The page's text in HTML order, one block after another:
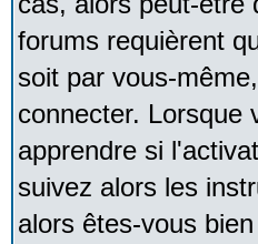
forums requièrent
soit par vous-
connecter. Lorsque
apprendre si
suivez alors les
alors êtes-vous